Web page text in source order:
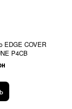
EDGE COVER
P4CB